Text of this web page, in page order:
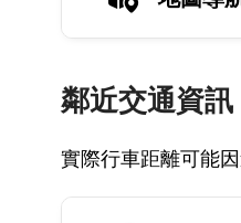
鄰近交通資訊
實際行車距離可能